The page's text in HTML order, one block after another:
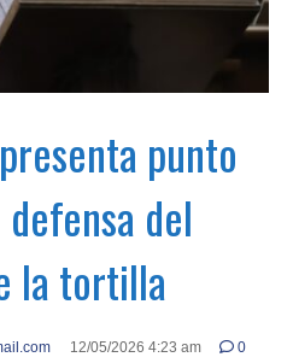
punto
del
la tortilla
12/05/2026 4:23 am 0